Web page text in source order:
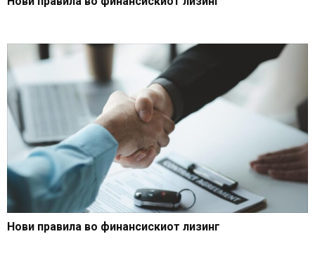
Нови правила во финансискиот лизинг